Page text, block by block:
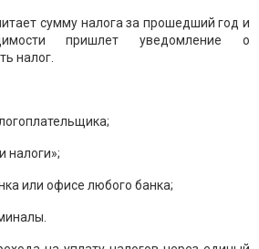
сумму налога за прошедший год и
пришлет уведомление о
налог.
налоги»;
или офисе любого банка;